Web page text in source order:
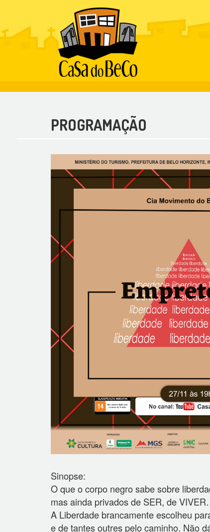
PROGRAMAÇÃO
Sinopse:
O que o corpo negro sabe sobre
mas ainda privados de SER, de
A Liberdade brancamente escolheu
e de tantes outres pelo caminho. Não